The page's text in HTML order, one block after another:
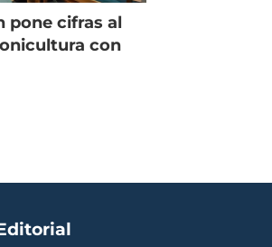
pone cifras al
con